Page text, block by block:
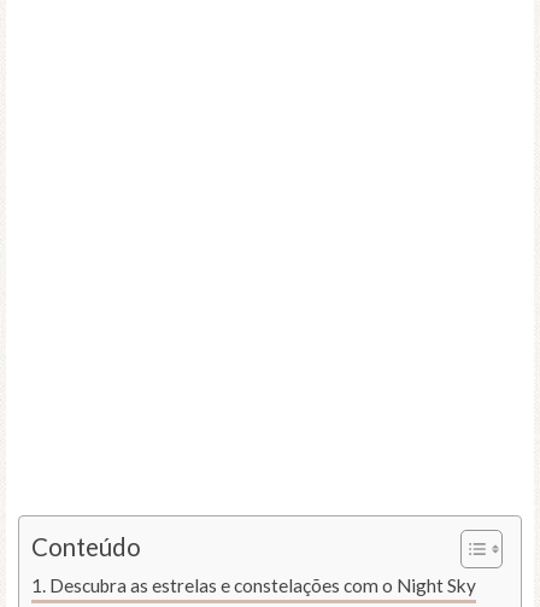
Conteúdo
Descubra as estrelas e constelações com o Night Sky